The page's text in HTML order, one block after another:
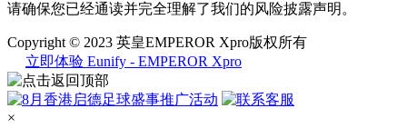
请确保您已经通读并完全理解了我们的风险披露声明。
Copyright © 2023 英皇EMPEROR Xpro版权所有
立即体验 Eunify - EMPEROR Xpro
×